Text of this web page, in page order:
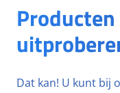
Dat kan! U kunt bij